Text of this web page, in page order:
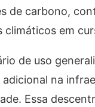
de carbono,
climáticos em
de uso
adicional na
Essa